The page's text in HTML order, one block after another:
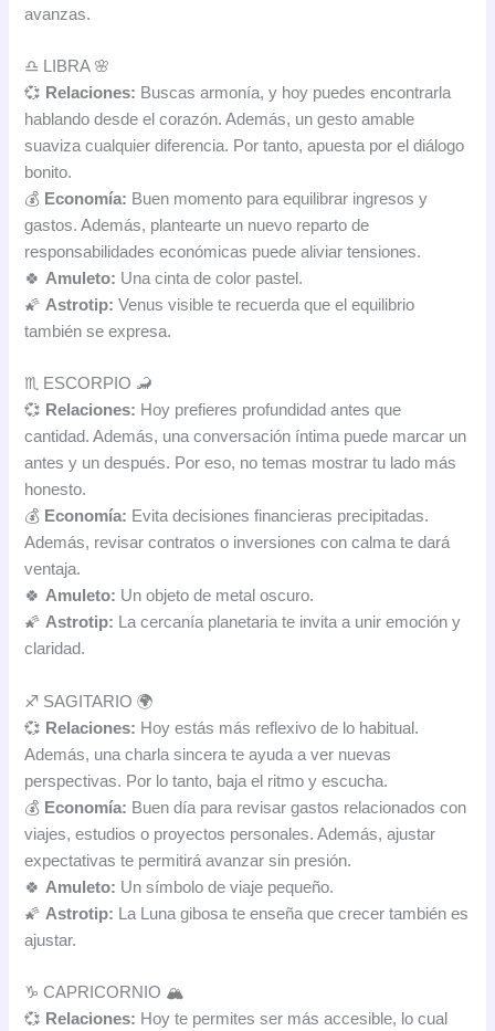
avanzas.
♎ LIBRA 🌸
💞 Relaciones: Buscas armonía, y hoy puedes encontrarla
hablando desde el corazón. Además, un gesto amable
suaviza cualquier diferencia. Por tanto, apuesta por el diálogo
bonito.
💰 Economía: Buen momento para equilibrar ingresos y
gastos. Además, plantearte un nuevo reparto de
responsabilidades económicas puede aliviar tensiones.
🍀 Amuleto: Una cinta de color pastel.
🌠 Astrotip: Venus visible te recuerda que el equilibrio
también se expresa.
♏ ESCORPIO 🦂
💞 Relaciones: Hoy prefieres profundidad antes que
cantidad. Además, una conversación íntima puede marcar un
antes y un después. Por eso, no temas mostrar tu lado más
honesto.
💰 Economía: Evita decisiones financieras precipitadas.
Además, revisar contratos o inversiones con calma te dará
ventaja.
🍀Amuleto: Un objeto de metal oscuro.
🌠Astrotip: La cercanía planetaria te invita a unir emoción y
claridad.
♐ SAGITARIO 🌍
💞 Relaciones: Hoy estás más reflexivo de lo habitual.
Además, una charla sincera te ayuda a ver nuevas
perspectivas. Por lo tanto, baja el ritmo y escucha.
💰 Economía: Buen día para revisar gastos relacionados con
viajes, estudios o proyectos personales. Además, ajustar
expectativas te permitirá avanzar sin presión.
🍀 Amuleto: Un símbolo de viaje pequeño.
🌠 Astrotip: La Luna gibosa te enseña que crecer también es
ajustar.
♑ CAPRICORNIO 🏔️
💞 Relaciones: Hoy te permites ser más accesible, lo cual